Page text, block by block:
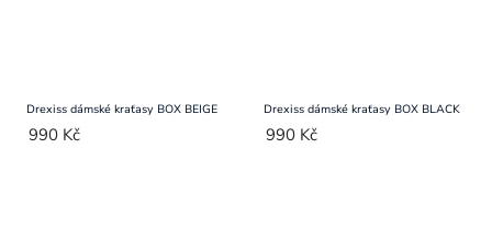
Drexiss dámské kraťasy BOX BEIGE
990 Kč
Drexiss dámské kraťasy BOX BLACK
990 Kč